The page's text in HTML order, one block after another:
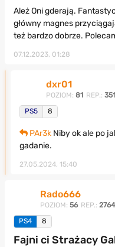
Ależ Oni gderają.
główny magnes
też bardzo dobrze.
07.12.2023, 01:28
dxr01
POZIOM: 81 REP.:
PS5 8
PAr3k Niby ok ale po
gadanie.
27.05.2024, 15:40
Rado666
POZIOM: 56 REP.: 2764
PS4 8
Fajni ci Strażacy